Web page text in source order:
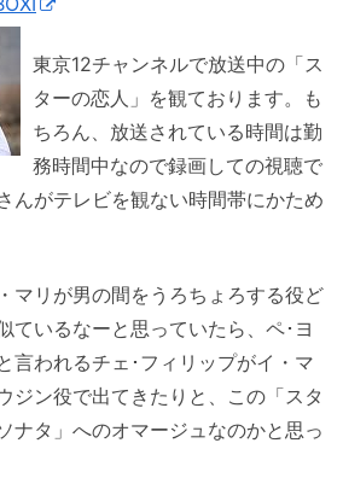
東京12チャンネルで放送中の「ス
ターの恋人」を観ております。も
ちろん、放送されている時間は勤
務時間中なので録画しての視聴で
んがテレビを観ない時間帯にかため
マリが男の間をうろちょろする役ど
ているなーと思っていたら、ペ･ヨ
言われるチェ･フィリップがイ・マ
ジン役で出てきたりと、この「スタ
ナタ」へのオマージュなのかと思っ